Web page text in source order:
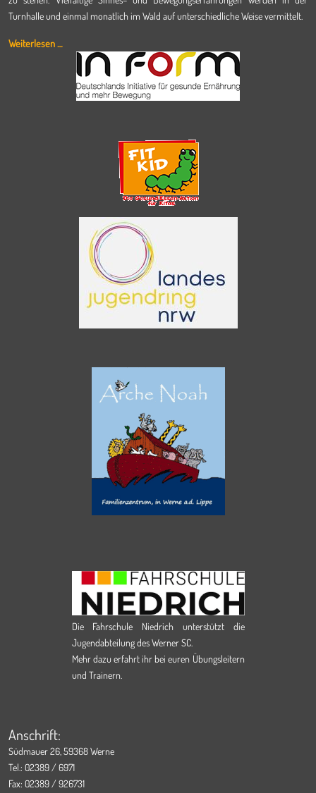
Turnhalle und einmal monatlich im Wald auf unterschiedliche Weise vermittelt.
Weiterlesen …
Die Fahrschule Niedrich unterstützt die
Jugendabteilung des Werner SC.
Mehr dazu erfahrt ihr bei euren Übungsleitern
und Trainern.
Anschrift:
Südmauer 26, 59368 Werne
Tel.: 02389 / 6971
Fax: 02389 / 926731